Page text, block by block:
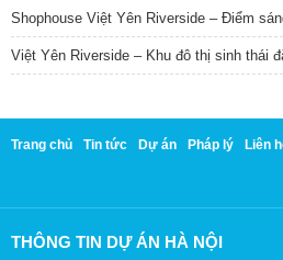
Shophouse Việt Yên Riverside – Điểm
Việt Yên Riverside – Khu đô thị sinh thái
Trang chủ Tin tức Dự án Pháp lý Liên
THÔNG TIN DỰ ÁN HÀ NỘI